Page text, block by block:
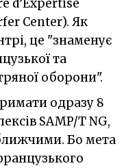
d’Expertise
Center). Як
це "знаменує
та
оборони".
одразу 8
SAMP/T NG,
Бо мета